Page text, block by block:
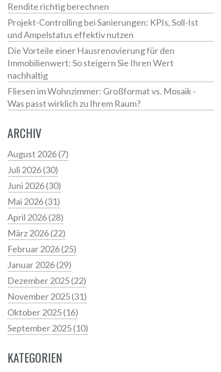
Rendite richtig berechnen
Projekt-Controlling bei Sanierungen: KPIs, Soll-Ist
und Ampelstatus effektiv nutzen
Die Vorteile einer Hausrenovierung für den
Immobilienwert: So steigern Sie Ihren Wert
nachhaltig
Fliesen im Wohnzimmer: Großformat vs. Mosaik -
Was passt wirklich zu Ihrem Raum?
ARCHIV
August 2026(7)
Juli 2026(30)
Juni 2026(30)
Mai 2026(31)
April 2026(28)
März 2026(22)
Februar 2026(25)
Januar 2026(29)
Dezember 2025(22)
November 2025(31)
Oktober 2025(16)
September 2025(10)
KATEGORIEN